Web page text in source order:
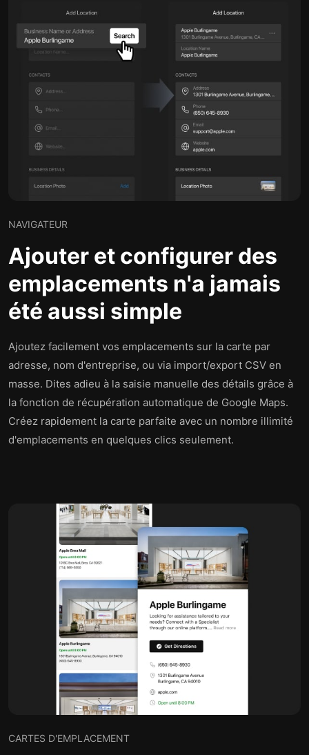
NAVIGATEUR
Ajouter et configurer des
emplacements n'a jamais
été aussi simple
Ajoutez facilement vos emplacements sur la carte par
adresse, nom d'entreprise, ou via import/export CSV en
masse. Dites adieu à la saisie manuelle des détails grâce à
la fonction de récupération automatique de Google Maps.
Créez rapidement la carte parfaite avec un nombre illimité
d'emplacements en quelques clics seulement.
CARTES D'EMPLACEMENT